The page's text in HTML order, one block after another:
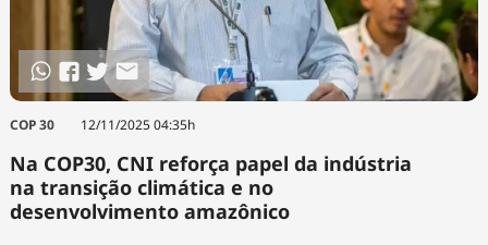
COP 30 12/11/2025 04:35h
Na COP30, CNI reforça papel da indústria
na transição climática e no
desenvolvimento amazônico